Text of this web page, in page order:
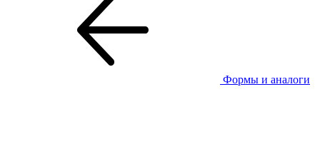
Формы и аналоги